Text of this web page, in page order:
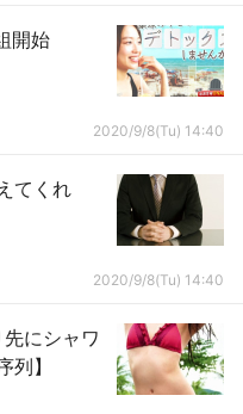
開始
2020/9/8(Tu) 14:40
てくれ
2020/9/8(Tu) 14:40
先にシャワ
】